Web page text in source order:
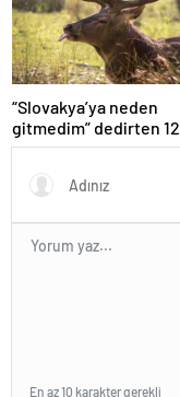
“Slovakya’ya neden
gitmedim” dedirten 12
fotoğraf
En az 10 karakter gerekli